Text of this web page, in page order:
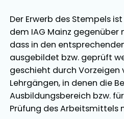
Der Erwerb des Stempels
dem IAG Mainz gegenüber
dass in den
ausgebildet bzw. geprüft
geschieht durch Vorzeigen
Lehrgängen, in denen die
Ausbildungsbereich bzw.
Prüfung des Arbeitsmittels